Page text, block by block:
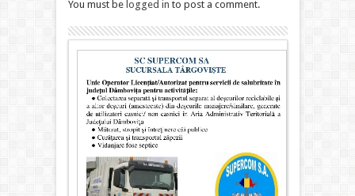
You must be logged in to post a comment.